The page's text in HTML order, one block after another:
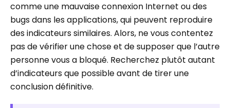
comme une mauvaise connexion Internet ou des
bugs dans les applications, qui peuvent reproduire
des indicateurs similaires. Alors, ne vous contentez
pas de vérifier une chose et de supposer que l’autre
personne vous a bloqué. Recherchez plutôt autant
d’indicateurs que possible avant de tirer une
conclusion définitive.